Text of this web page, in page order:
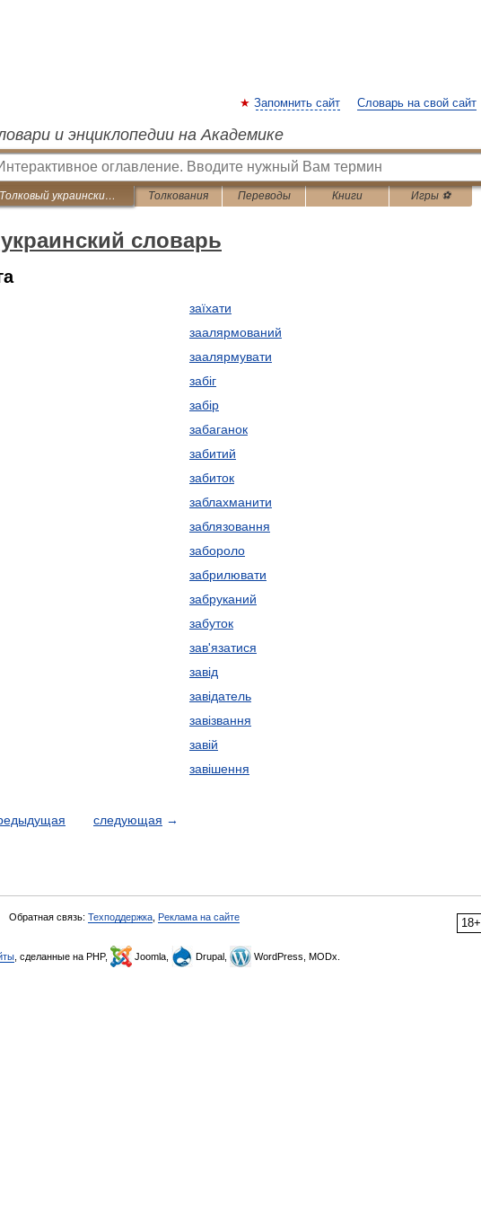
Запомнить сайт Словарь на свой сайт
и энциклопедии на Академике
Толковый украинский словарь Толкования Переводы Книги Игры ⚽
словарь
заїхати
заалярмований
заалярмувати
забіг
забір
забаганок
забитий
забиток
заблахманити
заблязовання
забороло
забрилювати
забруканий
забуток
зав'язатися
завід
завідатель
завізвання
завій
завішення
следующая →
18+
Обратная связь: Техподдержка Реклама на сайте
, сделанные на PHP, Joomla, Drupal, WordPress, MODx.